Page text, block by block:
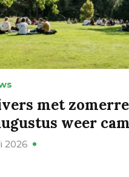
met
weer
2026